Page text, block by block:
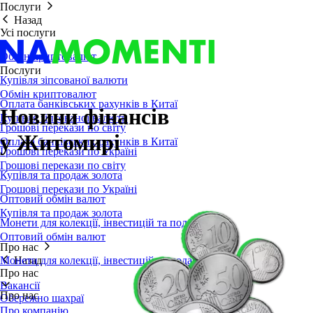
Послуги
Назад
Усі послуги
Обмін криптовалют
Купівля зіпсованої валюти
Оплата банківських рахунків в Китаї
Грошові перекази по світу
Грошові перекази по Україні
Купівля та продаж золота
Оптовий обмін валют
Монети для колекції, інвестицій та подарунка
Про нас
Назад
Про нас
Вакансії
Обережно шахраї
Про компанію
Послуги
Обмін криптовалют
Купівля зіпсованої валюти
Оплата банківських рахунків в Китаї
Грошові перекази по світу
Грошові перекази по Україні
Купівля та продаж золота
Оптовий обмін валют
Монети для колекції, інвестицій та подарунка
Про нас
Новини фінансів
у Житомирі